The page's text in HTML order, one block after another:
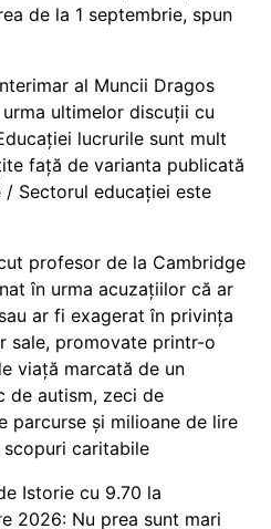
de la 1 septembrie, spun
al Muncii Dragos
urma ultimelor discuții cu
lucrurile sunt mult
față de varianta publicată
/ Sectorul educației este
profesor de la Cambridge
în urma acuzațiilor că ar
ar fi exagerat în privința
sale, promovate printr-o
viață marcată de un
de autism, zeci de
parcurse și milioane de lire
scopuri caritabile
Istorie cu 9.70 la
2026: Nu prea sunt mari